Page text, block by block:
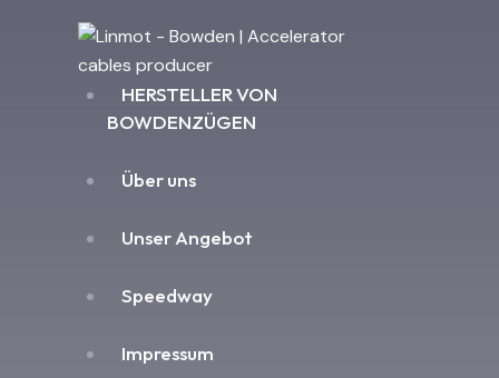
HERSTELLER VON
BOWDENZÜGEN
Über uns
Unser Angebot
Speedway
Impressum